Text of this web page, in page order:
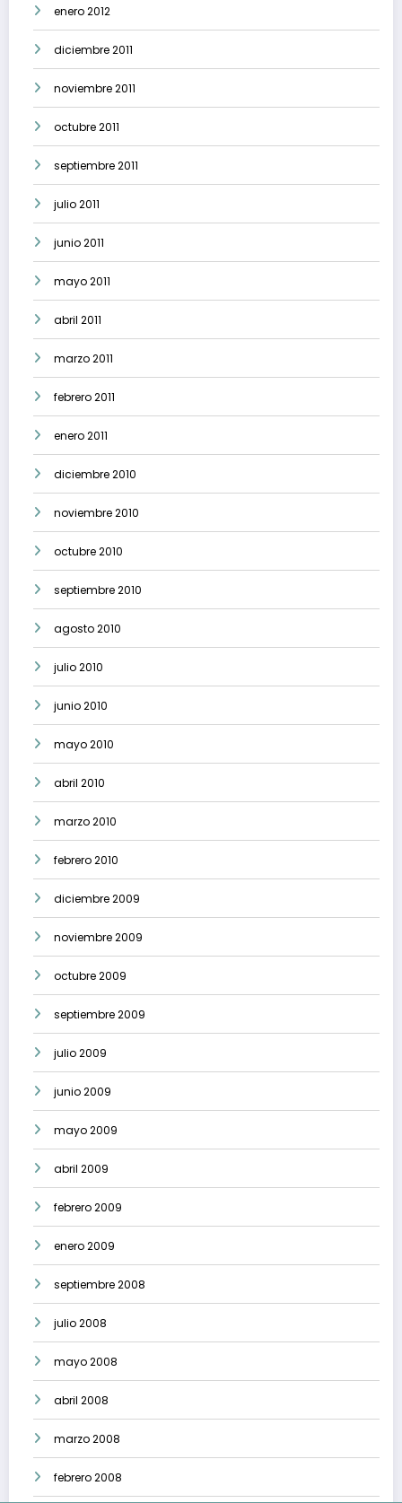
enero 2012
diciembre 2011
noviembre 2011
octubre 2011
septiembre 2011
julio 2011
junio 2011
mayo 2011
abril 2011
marzo 2011
febrero 2011
enero 2011
diciembre 2010
noviembre 2010
octubre 2010
septiembre 2010
agosto 2010
julio 2010
junio 2010
mayo 2010
abril 2010
marzo 2010
febrero 2010
diciembre 2009
noviembre 2009
octubre 2009
septiembre 2009
julio 2009
junio 2009
mayo 2009
abril 2009
febrero 2009
enero 2009
septiembre 2008
julio 2008
mayo 2008
abril 2008
marzo 2008
febrero 2008